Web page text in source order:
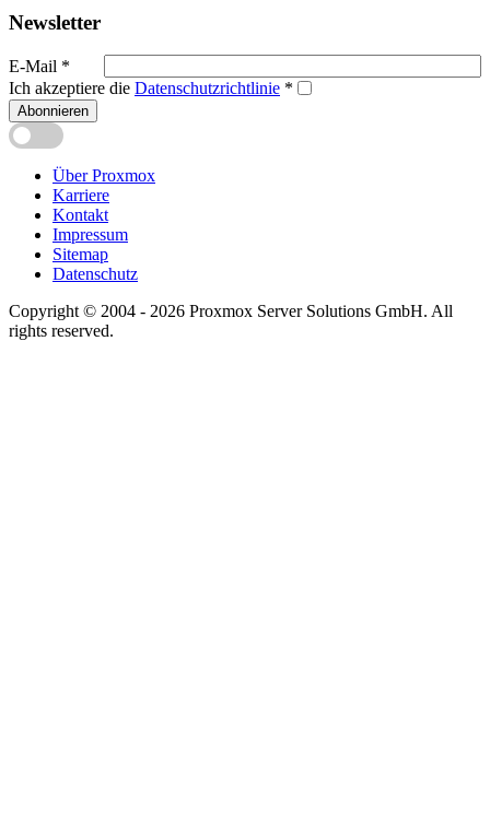
Newsletter
E-Mail *
Ich akzeptiere die Datenschutzrichtlinie *
Abonnieren
Über Proxmox
Karriere
Kontakt
Impressum
Sitemap
Datenschutz
Copyright © 2004 - 2026 Proxmox Server Solutions GmbH. All
rights reserved.